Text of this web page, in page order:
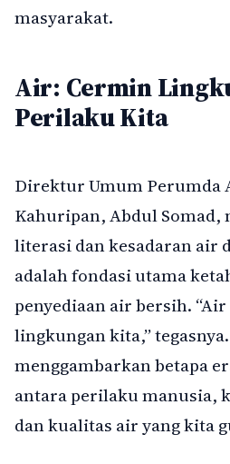
masyarakat.
Air: Cermin
Perilaku Kita
Direktur Umum
Kahuripan, Abdul Somad,
literasi dan kesadaran air
adalah fondasi utama
penyediaan air bersih.
lingkungan kita,”
menggambarkan betapa
antara perilaku manusia,
dan kualitas air yang kita